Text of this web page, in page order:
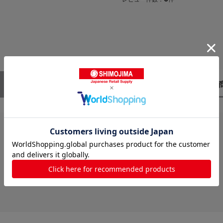
レビューはありません。